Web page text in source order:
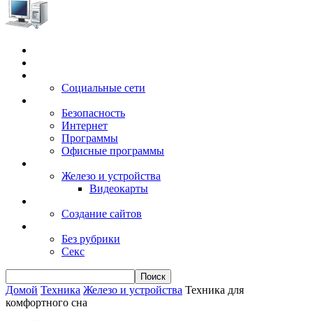
Социальные сети
Безопасность
Интернет
Программы
Офисные программы
Железо и устройства
Видеокарты
Создание сайтов
Без рубрики
Секс
Домой Техника Железо и устройства Техника для
комфортного сна